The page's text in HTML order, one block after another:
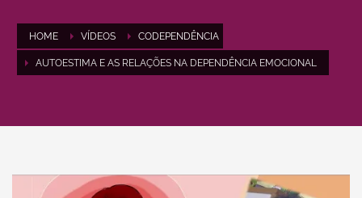
HOME VÍDEOS CODEPENDÊNCIA
AUTOESTIMA E AS RELAÇÕES NA DEPENDÊNCIA EMOCIONAL